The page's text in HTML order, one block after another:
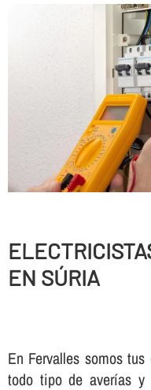
EN SÚRIA
En Fervalles somos tus
todo tipo de averí­as y